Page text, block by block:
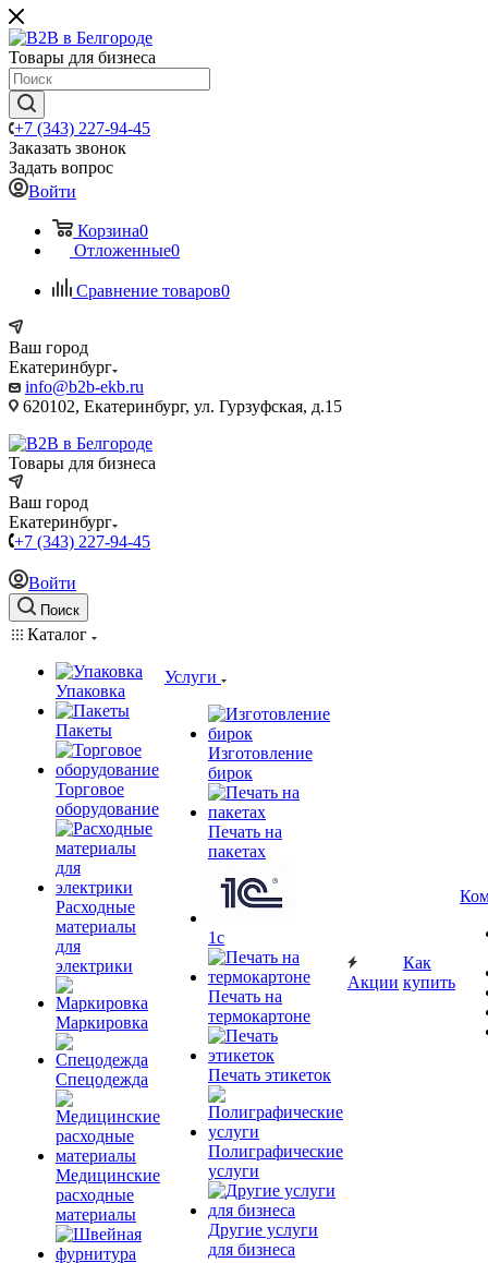
Товары для бизнеса
+7 (343) 227-94-45
Заказать звонок
Задать вопрос
Войти
Корзина0
Отложенные0
Сравнение товаров0
Ваш город
Екатеринбург
info@b2b-ekb.ru
620102, Екатеринбург, ул. Гурзуфская, д.15
Товары для бизнеса
Ваш город
Екатеринбург
+7 (343) 227-94-45
Войти
Поиск
Каталог
Упаковка
Пакеты
Торговое
оборудование
Расходные
материалы
для
электрики
Маркировка
Спецодежда
Медицинские
расходные
материалы
Услуги
Изготовление
бирок
Печать на
пакетах
1c
Печать на
термокартоне
Печать этикеток
Полиграфические
услуги
Другие услуги
для бизнеса
Акции
Как
купить